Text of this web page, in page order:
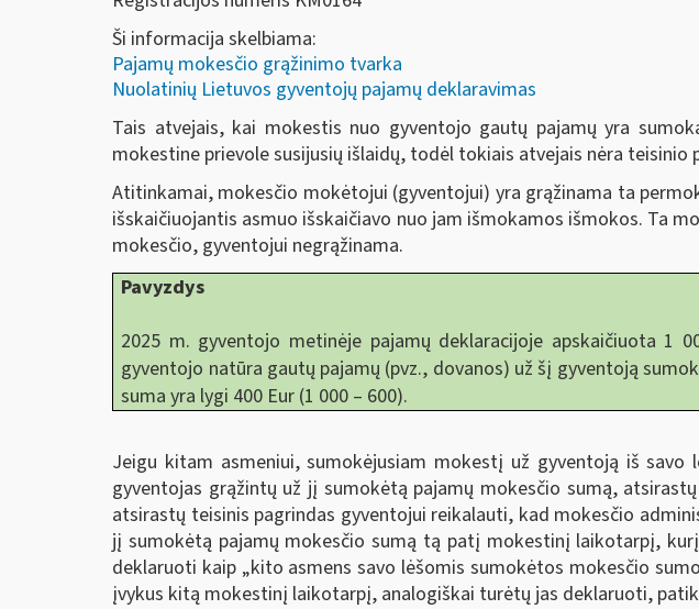
Ši informacija skelbiama:
Pajamų mokesčio grąžinimo tvarka
Nuolatinių Lietuvos gyventojų pajamų deklaravimas
Tais atvejais, kai mokestis nuo gyventojo gautų pajamų yra
mokestine prievole susijusių išlaidų, todėl tokiais atvejais nėra
Atitinkamai, mokesčio mokėtojui (gyventojui) yra grąžinama ta
išskaičiuojantis asmuo išskaičiavo nuo jam išmokamos išmokos. Ta
mokesčio, gyventojui negrąžinama.
Pavyzdys
2025 m. gyventojo metinėje pajamų deklaracijoje apskaičiuota 1
gyventojo natūra gautų pajamų (pvz., dovanos) už šį gyventoją
suma yra lygi 400 Eur (1 000 – 600).
Jeigu kitam asmeniui, sumokėjusiam mokestį už gyventoją iš
gyventojas grąžintų už jį sumokėtą pajamų mokesčio sumą,
atsirastų teisinis pagrindas gyventojui reikalauti, kad mokesčio
jį sumokėtą pajamų mokesčio sumą tą patį mokestinį laikotarpį,
deklaruoti kaip „kito asmens savo lėšomis sumokėtos mokesčio
įvykus kitą mokestinį laikotarpį, analogiškai turėtų jas deklaruoti,